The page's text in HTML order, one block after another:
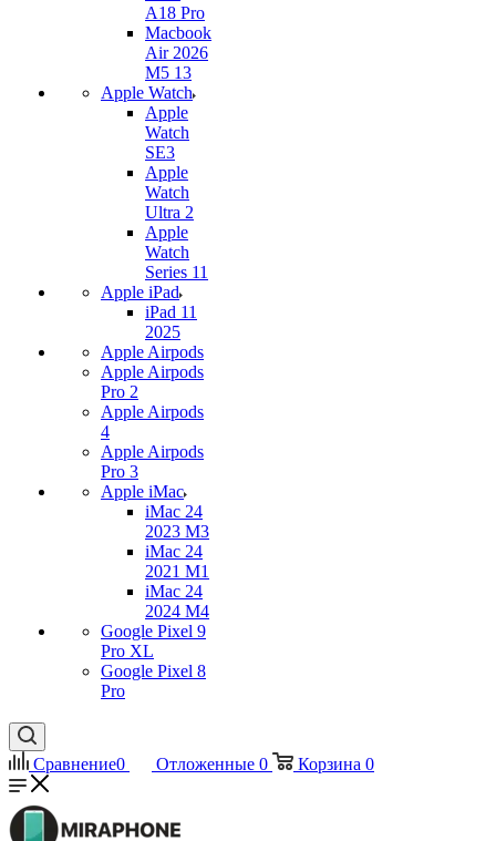
A18 Pro
Macbook
Air 2026
M5 13
Apple Watch
Apple
Watch
SE3
Apple
Watch
Ultra 2
Apple
Watch
Series 11
Apple iPad
iPad 11
2025
Apple Airpods
Apple Airpods
Pro 2
Apple Airpods
4
Apple Airpods
Pro 3
Apple iMac
iMac 24
2023 M3
iMac 24
2021 M1
iMac 24
2024 M4
Google Pixel 9
Pro XL
Google Pixel 8
Pro
Сравнение0 Отложенные 0 Корзина 0